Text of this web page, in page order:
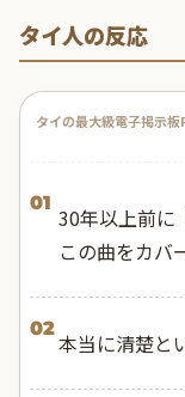
タイ人の反応
タイの最大級電子掲示
01
30年以上前に
この曲をカバ
02
本当に清楚と